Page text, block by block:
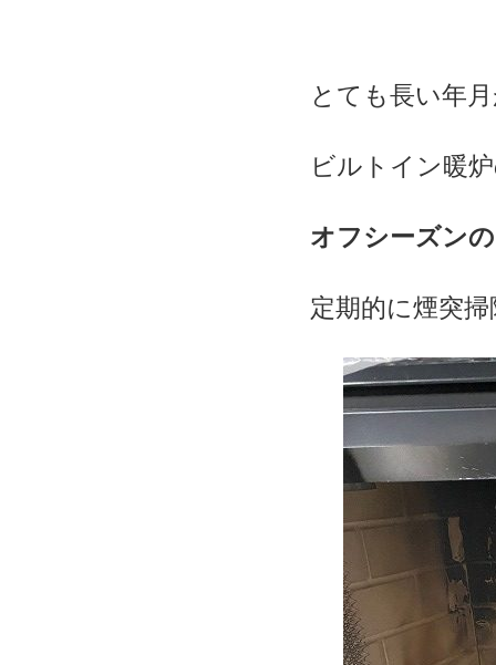
とても長い年
ビルトイン暖
オフシーズン
定期的に煙突